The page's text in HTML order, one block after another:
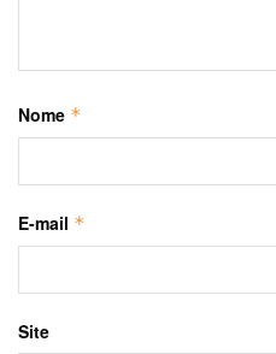
Nome *
E-mail *
Site